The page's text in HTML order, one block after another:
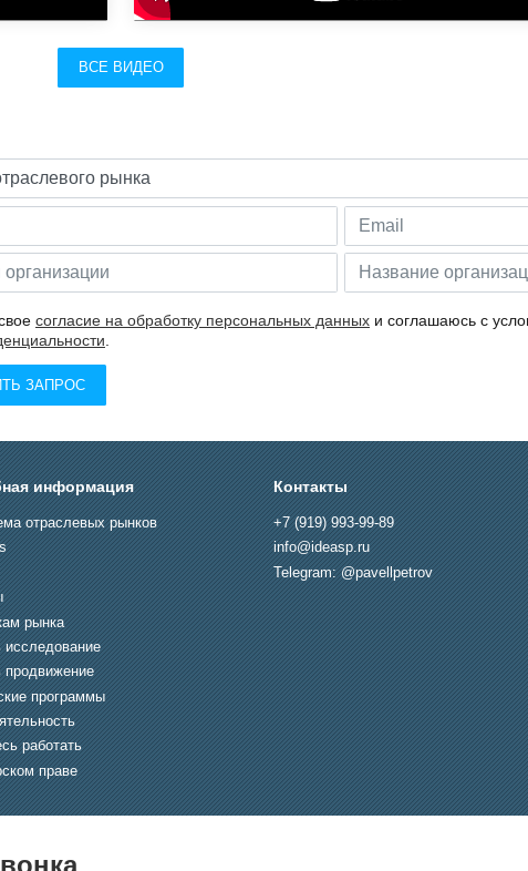
ВСЕ ВИДЕО
согласие на обработку персональных данныхи соглашаюсь с
.
ЗАПРОС
информация
отраслевых рынков
рынка
исследование
продвижение
программы
работать
праве
Контакты
+7 (919) 993-99-89
info@ideasp.ru
Telegram: @pavellpetrov